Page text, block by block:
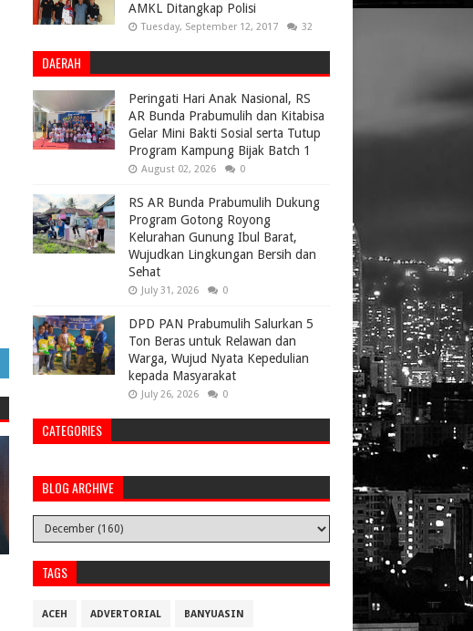
AMKL Ditangkap Polisi
Tuesday, September 12, 2017 32
DAERAH
Peringati Hari Anak Nasional, RS
AR Bunda Prabumulih dan Kitabisa
Gelar Mini Bakti Sosial serta Tutup
Program Kampung Bijak Batch 1
August 02, 2026 0
RS AR Bunda Prabumulih Dukung
Program Gotong Royong
Kelurahan Gunung Ibul Barat,
Wujudkan Lingkungan Bersih dan
Sehat
July 31, 2026 0
DPD PAN Prabumulih Salurkan 5
Ton Beras untuk Relawan dan
Warga, Wujud Nyata Kepedulian
kepada Masyarakat
July 26, 2026 0
CATEGORIES
BLOG ARCHIVE
TAGS
ACEH ADVERTORIAL BANYUASIN